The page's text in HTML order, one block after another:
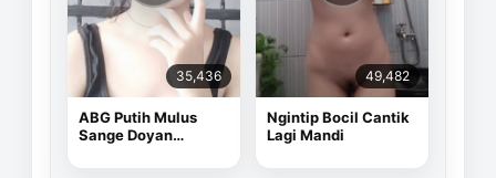
35,436
ABG Putih Mulus
Sange Doyan
49,482
Ngintip Bocil Cantik
Lagi Mandi